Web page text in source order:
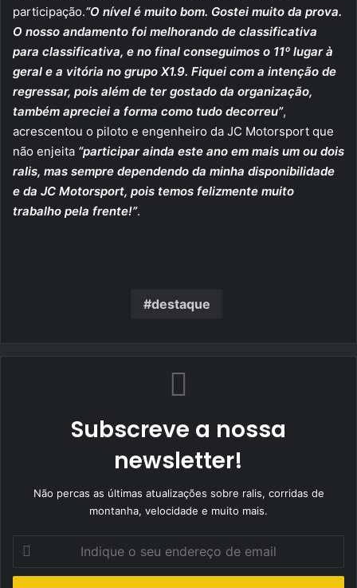
participação.“O nível é muito bom. Gostei muito da prova.
O nosso andamento foi melhorando de classificativa
para classificativa, e no final conseguimos o 11º lugar à
geral e a vitória no grupo X1.9. Fiquei com a intenção de
regressar, pois além de ter gostado da organização,
também apreciei a forma como tudo decorreu”,
acrescentou o piloto e engenheiro da JC Motorsport que
não enjeita “participar ainda este ano em mais um ou dois
ralis, mas sempre dependendo da minha disponibilidade
e da JC Motorsport, pois temos felizmente muito
trabalho pela frente!”.
destaque
Subscreve a nossa
newsletter!
Não percas as últimas atualizações sobre ralis, corridas de
montanha, velocidade e muito mais.
seu